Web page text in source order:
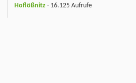
Hoflößnitz - 16.125 Aufrufe